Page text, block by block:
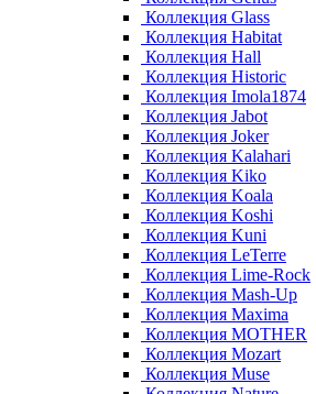
Коллекция Glass
Коллекция Habitat
Коллекция Hall
Коллекция Historic
Коллекция Imola1874
Коллекция Jabot
Коллекция Joker
Коллекция Kalahari
Коллекция Kiko
Коллекция Koala
Коллекция Koshi
Коллекция Kuni
Коллекция LeTerre
Коллекция Lime-Rock
Коллекция Mash-Up
Коллекция Maxima
Коллекция MOTHER
Коллекция Mozart
Коллекция Muse